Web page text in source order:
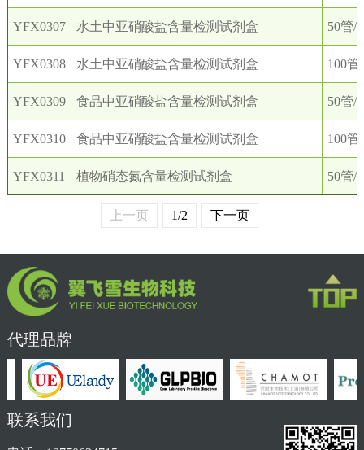
YFX0307 水土中亚硝酸盐含量检测试剂盒 50管/
YFX0308 水土中亚硝酸盐含量检测试剂盒 100管
YFX0309 食品中亚硝酸盐含量检测试剂盒 50管/
YFX0310 食品中亚硝酸盐含量检测试剂盒 100管
YFX0311 植物硝态氮含量检测试剂盒 50管/
上一页 1/2 下一页
代理品牌
联系我们